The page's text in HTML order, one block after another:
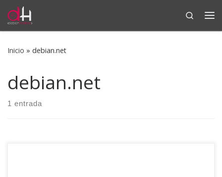
Saltar al contenido
Search
Inicio » debian.net
debian.net
1 entrada